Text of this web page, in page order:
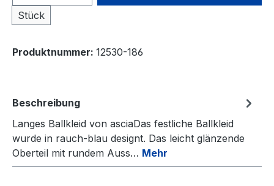
Stück
Produktnummer: 12530-186
Beschreibung
Langes Ballkleid von asciaDas festliche Ballkleid
wurde in rauch-blau designt. Das leicht glänzende
Oberteil mit rundem Auss… Mehr